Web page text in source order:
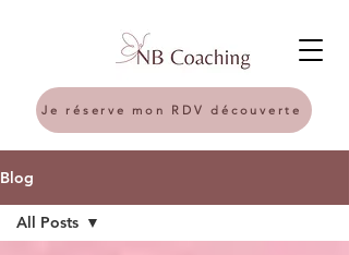
Je réserve mon RDV découverte
Blog
All Posts